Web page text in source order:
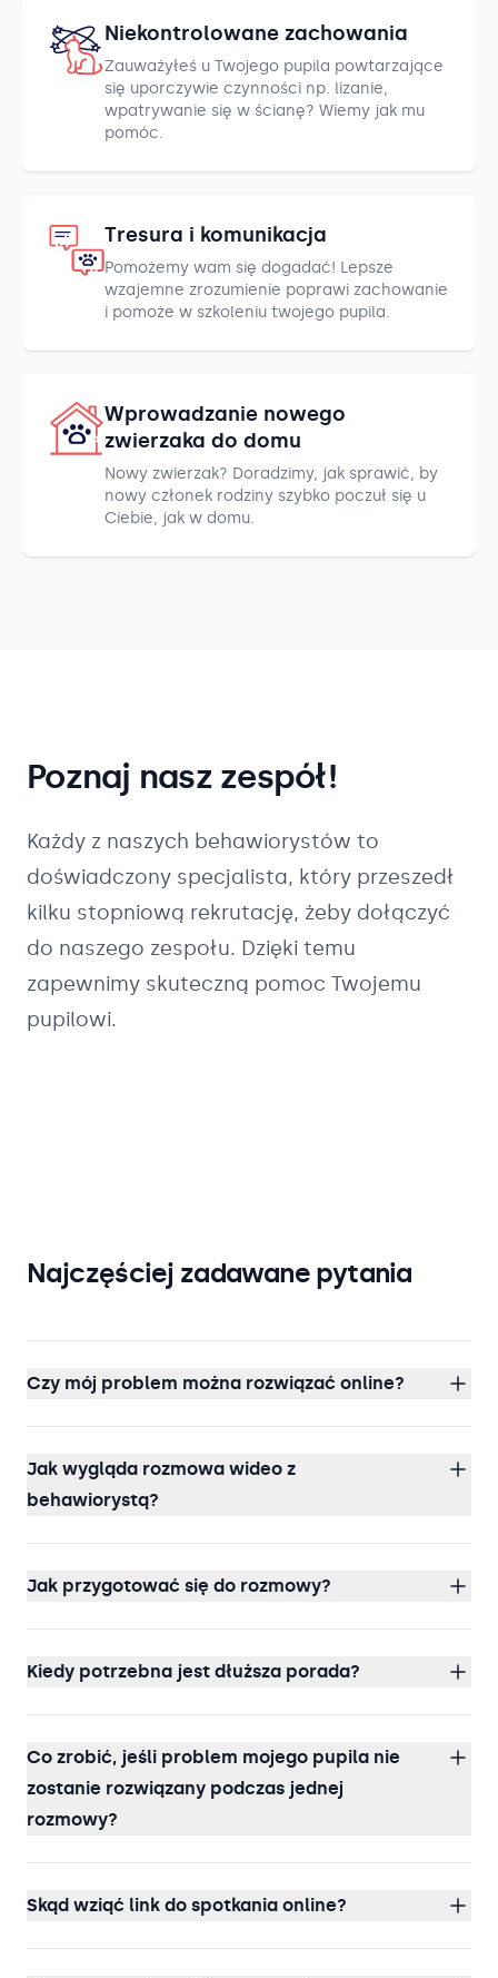
Niekontrolowane zachowania
Zauważyłeś u Twojego pupila powtarzające
się uporczywie czynności np. lizanie,
wpatrywanie się w ścianę? Wiemy jak mu
pomóc.
Tresura i komunikacja
Pomożemy wam się dogadać! Lepsze
wzajemne zrozumienie poprawi zachowanie
i pomoże w szkoleniu twojego pupila.
Wprowadzanie nowego
zwierzaka do domu
Nowy zwierzak? Doradzimy, jak sprawić, by
nowy członek rodziny szybko poczuł się u
Ciebie, jak w domu.
Poznaj nasz zespół!
Każdy z naszych behawiorystów to
doświadczony specjalista, który przeszedł
kilku stopniową rekrutację, żeby dołączyć
do naszego zespołu. Dzięki temu
zapewnimy skuteczną pomoc Twojemu
pupilowi.
Najczęściej zadawane pytania
Czy mój problem można rozwiązać online?
Jak wygląda rozmowa wideo z
behawiorystą?
Jak przygotować się do rozmowy?
Kiedy potrzebna jest dłuższa porada?
Co zrobić, jeśli problem mojego pupila nie
zostanie rozwiązany podczas jednej
rozmowy?
Skąd wziąć link do spotkania online?